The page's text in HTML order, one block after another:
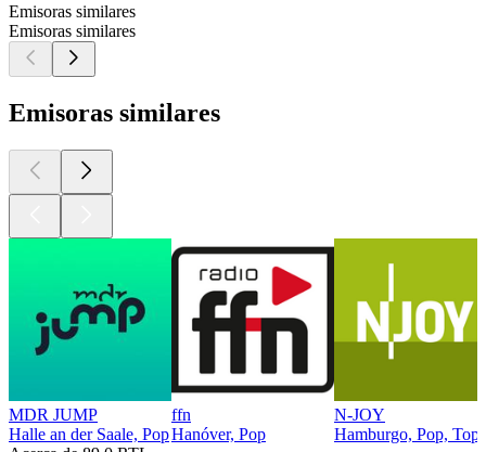
Emisoras similares
Emisoras similares
Emisoras similares
MDR JUMP
Halle an der Saale, Pop
ffn
Hanóver, Pop
N-JOY
Hamburgo, Pop, Top